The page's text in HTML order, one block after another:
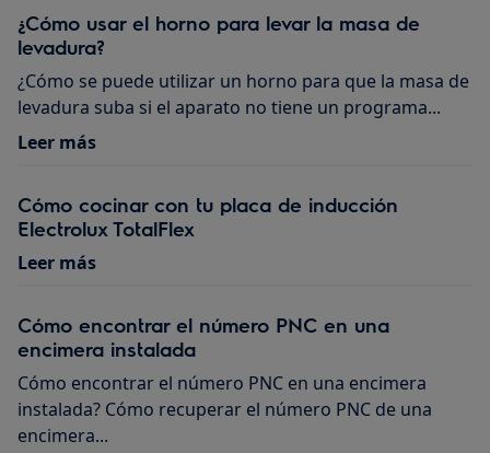
¿Cómo usar el horno para levar la masa de
levadura?
¿Cómo se puede utilizar un horno para que la masa de
levadura suba si el aparato no tiene un programa...
Leer más
Cómo cocinar con tu placa de inducción
Electrolux TotalFlex
Leer más
Cómo encontrar el número PNC en una
encimera instalada
Cómo encontrar el número PNC en una encimera
instalada? Cómo recuperar el número PNC de una
encimera...